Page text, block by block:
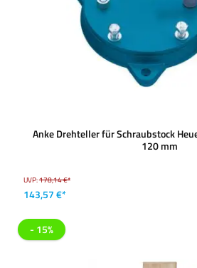
Anke Drehteller für Schraubstock
120 mm
UVP:178,14 €*
143,57 €*
- 15%